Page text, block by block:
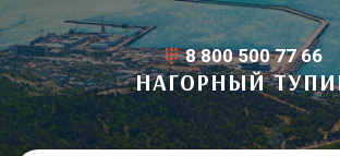
8 800 500 77 66
НАГОРНЫЙ